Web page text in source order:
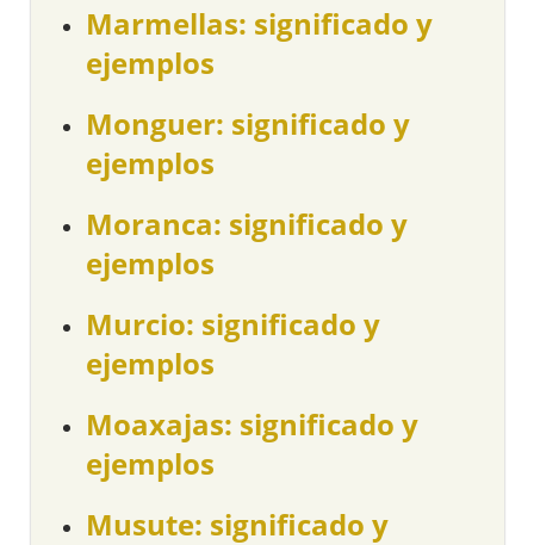
Marmellas: significado y
ejemplos
Monguer: significado y
ejemplos
Moranca: significado y
ejemplos
Murcio: significado y
ejemplos
Moaxajas: significado y
ejemplos
Musute: significado y